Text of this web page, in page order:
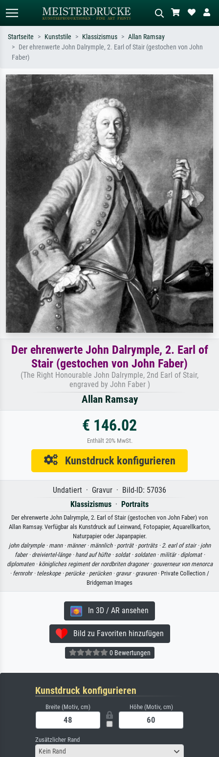
oder Stilen – z.B. Monet,
Sternennacht, Impressionismus, Welle
Hokusai, Akt.
Wiese, Abstrakt mit viel Rot, Dunkles
Ölgemälde, Stehender Akt neben einem
Baum.
Startseite Kunststile Klassizismus
Allan Ramsay
Der ehrenwerte John Dalrymple, 2. Earl of Stair (gestochen von John
Faber)
Der ehrenwerte John Dalrymple, 2. Earl of
Stair (gestochen von John Faber)
(The Right Honourable John Dalrymple, 2nd Earl of Stair,
engraved by John Faber )
Allan Ramsay
€ 146.02
Enthält 20% MwSt.
Kunstdruck konfigurieren
Undatiert · Gravur · Bild-ID: 57036
Klassizismus · Portraits
Der ehrenwerte John Dalrymple, 2. Earl of Stair (gestochen von John Faber) von
Allan Ramsay. Verfügbar als Kunstdruck auf Leinwand, Fotopapier, Aquarellkarton,
Naturpapier oder Japanpapier.
john dalrymple · mann · männer · männlich · porträt · porträts · 2. earl of stair · john
faber · dreiviertel-länge · hand auf hüfte · soldat · soldaten · militär · diplomat ·
diplomaten · königliches regiment der nordbriten dragoner · gouverneur von menorca
· fernrohr · teleskope · perücke · perücken · gravur · gravuren· Private Collection /
Bridgeman Images
In 3D / AR ansehen
Bild zu Favoriten hinzufügen
0 Bewertungen
Kunstdruck konfigurieren
Breite (Motiv, cm) Höhe (Motiv, cm)
Zusätzlicher Rand
Kein Rand